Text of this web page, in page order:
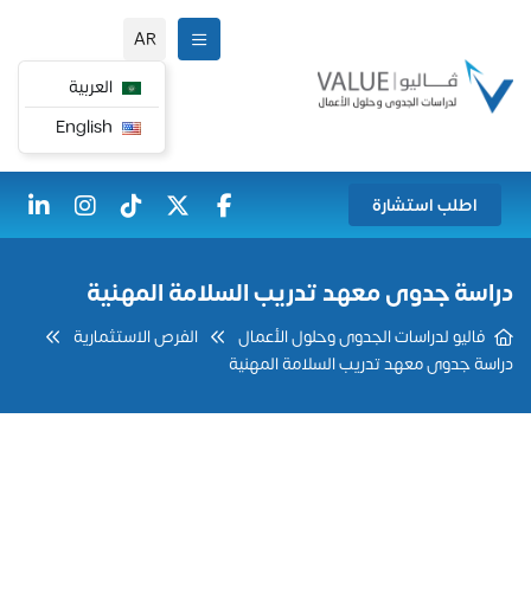
AR
العربية
اطلب استشارة
دراسة جدوى معهد تدريب السلامة المهنية
فاليو لدراسات الجدوى وحلول الأعمال
الفرص الاستثمارية
دراسة جدوى معهد تدريب السلامة المهنية